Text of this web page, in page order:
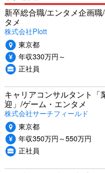
新卒総合職/エンタメ企画
タメ
株式会社Plott
東京都
年収330万円～
正社員
キャリアコンサルタント「
迎」/ゲーム・エンタメ
株式会社サーチフィールド
東京都
年収350万円～550万円
正社員